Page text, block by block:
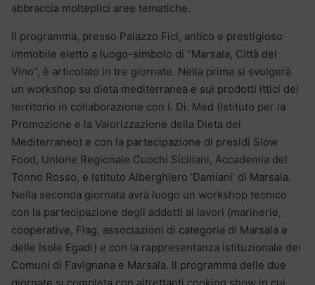
abbraccia molteplici aree tematiche.
Il programma, presso Palazzo Fici, antico e prestigioso
immobile eletto a luogo-simbolo di ”Marsala, Città del
Vino”, è articolato in tre giornate. Nella prima si svolgerà
un workshop su dieta mediterranea e sui prodotti ittici del
territorio in collaborazione con I. Di. Med (Istituto per la
Promozione e la Valorizzazione della Dieta del
Mediterraneo) e con la partecipazione di presidi Slow
Food, Unione Regionale Cuochi Siciliani, Accademia del
Tonno Rosso, e Istituto Alberghiero ‘Damiani’ di Marsala.
Nella seconda giornata avrà luogo un workshop tecnico
con la partecipazione degli addetti ai lavori (marinerie,
cooperative, Flag, associazioni di categoria di Marsala e
delle Isole Egadi) e con la rappresentanza istituzionale dei
Comuni di Favignana e Marsala. Il programma delle due